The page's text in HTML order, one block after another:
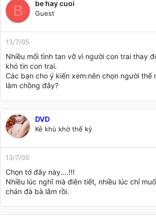
B be hay cuoi
Guest
13/7/05
Nhiều mối tình tan vỡ vì người con trai thay
khó tin con trai.
Các bạn cho ý kiến xem:nên chọn người thế
làm chồng đây?
DVD
Kẻ khù khờ thế kỷ
13/7/05
Chọn tớ đây này....!!!
Nhiều lúc nghĩ mà điên tiết, nhiều lúc chỉ
chán đà bà lắm rồi.